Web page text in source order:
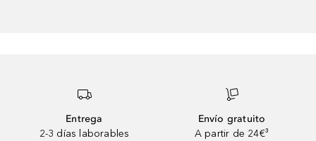
Entrega
2-3 días laborables
Envío gratuito
A partir de 24€³